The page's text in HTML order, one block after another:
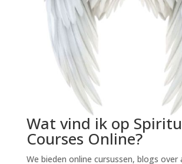
Wat vind ik op
Courses Online?
We bieden online cursussen, blogs over